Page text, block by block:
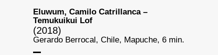
Eluwum, Camilo Catrillanca –
Temukuikui Lof
(2018)
Gerardo Berrocal, Chile, Mapuche, 6 min.